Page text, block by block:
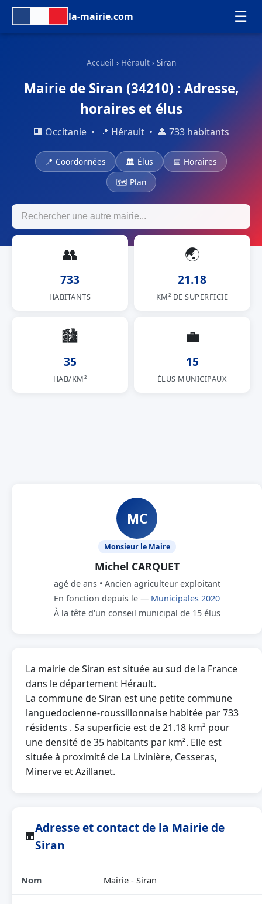
la-mairie.com ☰
Accueil › Hérault› Siran
Mairie de Siran (34210) : Adresse,
horaires et élus
🏢 Occitanie • 📍 Hérault • 👤 733 habitants
📍 Coordonnées 🏛 Élus
📅 Horaires
🗺 Plan
👥
733
HABITANTS
🌏
21.18
KM² DE SUPERFICIE
🏙
35
HAB/KM²
💼
15
ÉLUS MUNICIPAUX
MC
Monsieur le Maire
Michel CARQUET
agé de ans • Ancien agriculteur exploitant
En fonction depuis le — Municipales 2020
À la tête d'un conseil municipal de 15 élus
La mairie de Siran est située au sud de la France
dans le département Hérault.
La commune de Siran est une petite commune
languedocienne-roussillonnaise habitée par 733
résidents . Sa superficie est de 21.18 km² pour
une densité de 35 habitants par km². Elle est
située à proximité de La Livinière, Cesseras,
Minerve et Azillanet.
🏢
Adresse et contact de la Mairie de
Siran
Nom Mairie - Siran